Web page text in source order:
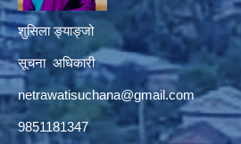
शुसिला ङ्याङ्जो
सूचना अधिकारी
netrawatisuchana@gmail.com
9851181347